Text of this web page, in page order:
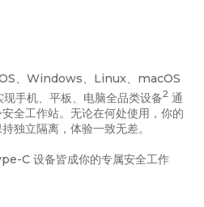
、Windows、Linux、macOS
手机、平板、电脑全品类设备2 通
全工作站。无论在何处使用，你的
独立隔离，体验一致无差。
C 设备皆成你的专属安全工作